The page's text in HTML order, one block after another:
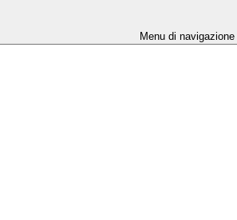
Menu di navigazione